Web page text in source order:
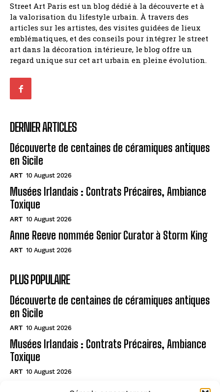
Street Art Paris est un blog dédié à la découverte et à
la valorisation du lifestyle urbain. À travers des
articles sur les artistes, des visites guidées de lieux
emblématiques, et des conseils pour intégrer le street
art dans la décoration intérieure, le blog offre un
regard unique sur cet art urbain en pleine évolution.
DERNIER ARTICLES
Découverte de centaines de céramiques antiques
en Sicile
ART 10 August 2026
Musées Irlandais : Contrats Précaires, Ambiance
Toxique
ART 10 August 2026
Anne Reeve nommée Senior Curator à Storm King
ART 10 August 2026
PLUS POPULAIRE
Découverte de centaines de céramiques antiques
en Sicile
ART 10 August 2026
Musées Irlandais : Contrats Précaires, Ambiance
Toxique
ART 10 August 2026
Anne Reeve nommée Senior Curator à Storm King